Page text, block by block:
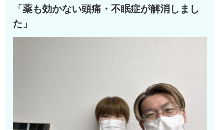
「薬も効かない頭痛・不眠症が解消しまし
た」